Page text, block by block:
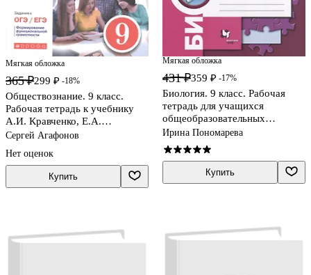
Мягкая обложка
365 ₽299 ₽ -18%
Обществознание. 9 класс.
Рабочая тетрадь к учебнику
А.И. Кравченко, Е.А.
Певцовой, С.В. Агафонова
Сергей Агафонов
Нет оценок
Купить
Мягкая обложка
431 ₽359 ₽ -17%
Биология. 9 класс. Рабочая
тетрадь для учащихся
общеобразовательных
организаций
Ирина Пономарева
Купить